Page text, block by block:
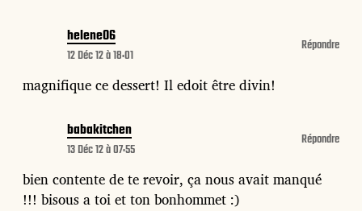
helene06
12 Déc 12 à 18:01
magnifique ce dessert! Il edoit être divin!
Répondre
babakitchen
13 Déc 12 à 07:55
bien contente de te revoir, ça nous avait manqué
!!! bisous a toi et ton bonhommet :)
Répondre